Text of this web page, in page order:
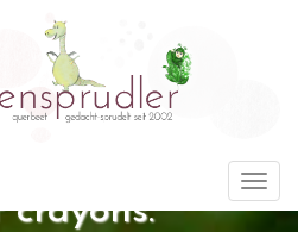
using the whole
crayons."